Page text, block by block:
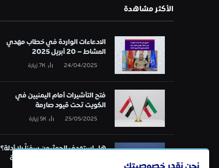
الأكثر مشاهدة
الادعاءات الواردة في خطاب مهدي
المشاط – 20 أبريل 2025
24/04/2025
7Kزيارة
فتح التأشيرات أمام اليمنيين في
الكويت تحت قيود صارمة
25/05/2025
5Kزيارة
هل استهدف الحوثيون سفناً بلا أدلة؟
تحقيق في قائمة الهجمات البحرية